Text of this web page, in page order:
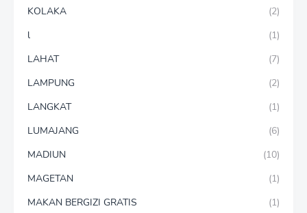
KOLAKA
(2)
l
(1)
LAHAT
(7)
LAMPUNG
(2)
LANGKAT
(1)
LUMAJANG
(6)
MADIUN
(10)
MAGETAN
(1)
MAKAN BERGIZI GRATIS
(1)